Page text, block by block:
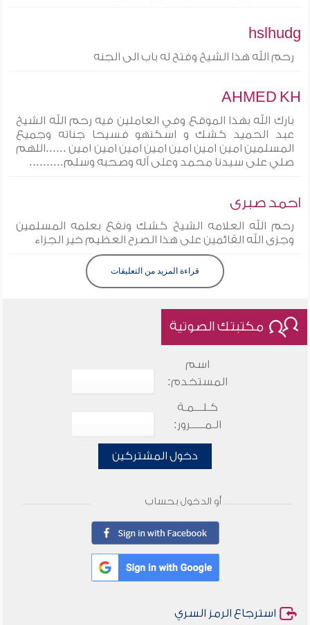
hslhudg
رحم الله هذا الشيخ وفتح له باب الى الجنه
AHMED KH
بارك الله بهذا الموقع وفي العاملين فيه رحم الله الشيخ
عبد الحميد كشك و اسكنهو فسيحا جناته وجميع
المسلمين امين امين امين امين امين امين امين ......اللهم
صلي على سيدنا محمد وعلى آله وصحبه وسلم..........
احمد صبرى
رحم الله العلامه الشيخ كشك ونفع بعلمه المسلمين
وجزى الله القائمين على هذا الصرح العظيم خير الجزاء
قراءة المزيد من التعليقات
مكتبتك الصوتية
اسم
المستخدم:
كـلـــمـة
الـمـــــرور:
دخول المشتركين
أو الدخول بحساب
استرجاع الرمز السري